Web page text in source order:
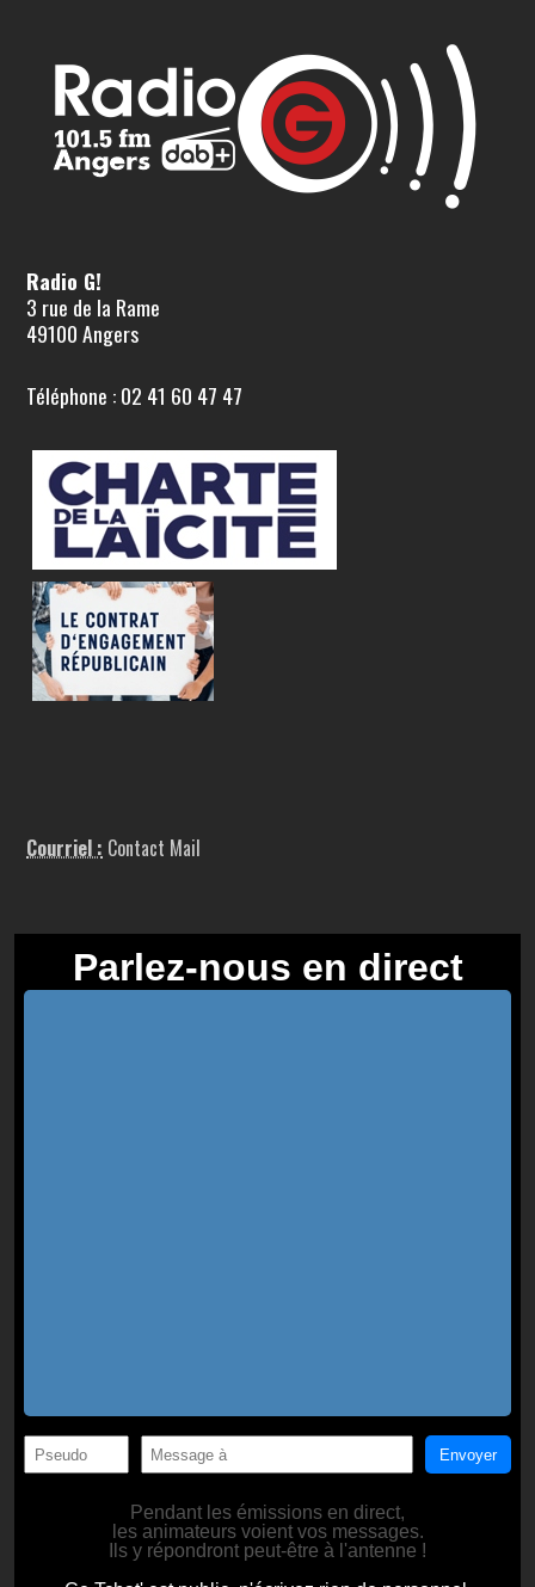
Radio G!
3 rue de la Rame
49100 Angers
Téléphone : 02 41 60 47 47
Courriel : Contact Mail